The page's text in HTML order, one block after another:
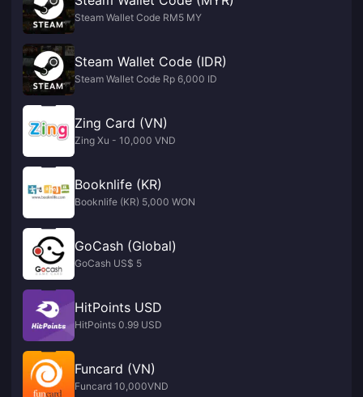
Steam Wallet Code RM5 MY
Steam Wallet Code (IDR)
Steam Wallet Code Rp 6,000 ID
Zing Card (VN)
Zing Xu - 10,000 VND
Booknlife (KR)
Booknlife (KR) 5,000 WON
GoCash (Global)
GoCash US$ 5
HitPoints USD
HitPoints 0.99 USD
Funcard (VN)
Funcard 10,000VND